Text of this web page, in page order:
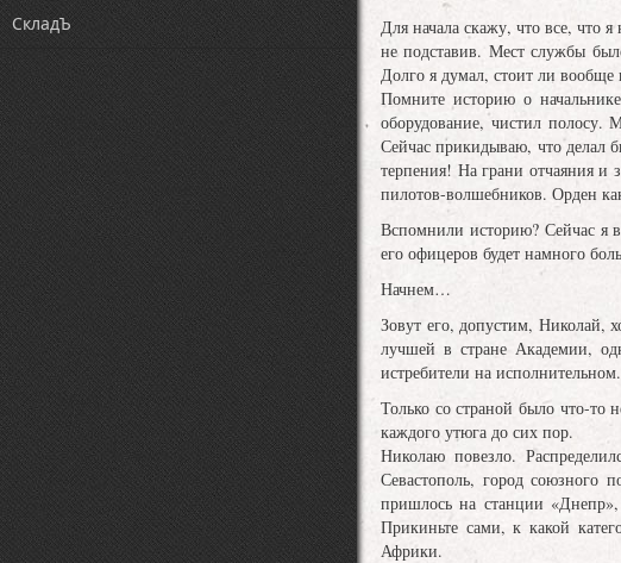
СкладЪ
Для начала скажу, что все, что
не подставив. Мест службы
Долго я думал, стоит ли
Помните историю о
оборудование, чистил
Сейчас прикидываю, что делал
терпения! На грани отчаяния и
пилотов-волшебников. Орден
Вспомнили историю? Сейчас я
его офицеров будет намного
Начнем…
Зовут его, допустим, Николай,
лучшей в стране Академии,
истребители на
Только со страной было что-то
каждого утюга до сих пор.
Николаю повезло.
Севастополь, город союзного
пришлось на станции «Днепр»,
Прикиньте сами, к какой
Африки.